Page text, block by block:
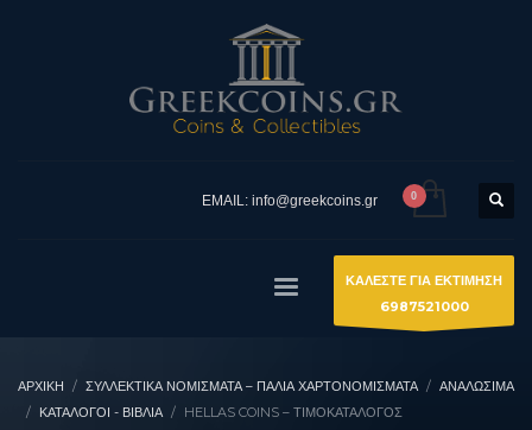
EMAIL: info@greekcoins.gr
ΚΑΛΕΣΤΕ ΓΙΑ ΕΚΤΙΜΗΣΗ
6987521000
ΑΡΧΙΚΉ ΣΥΛΛΕΚΤΙΚΆ ΝΟΜΊΣΜΑΤΑ – ΠΑΛΙΆ ΧΑΡΤΟΝΟΜΊΣΜΑΤΑ
ΑΝΑΛΩΣΙΜΑ
ΚΑΤΆΛΟΓΟΙ - ΒΙΒΛΊΑ
HELLAS COINS – ΤΙΜΟΚΑΤΆΛΟΓΟΣ